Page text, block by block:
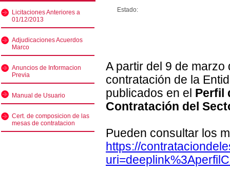
Licitaciones Anteriores a
01/12/2013
Adjudicaciones Acuerdos
Marco
Anuncios de Informacion
Previa
Manual de Usuario
Cert. de composicion de las
mesas de contratacion
Estado:
A partir del 9 de
contratación de la
publicados en el Perfil
Contratación del
Pueden consultar los
https://